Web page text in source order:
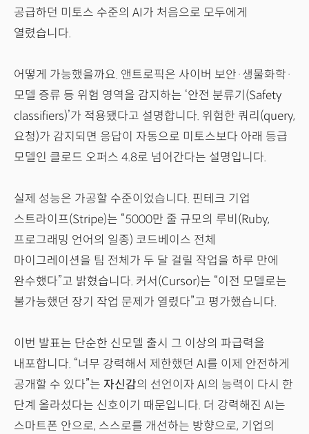
공급하던 미토스 수준의 AI가 처음으로 모두에게
열렸습니다.
어떻게 가능했을까요. 앤트로픽은 사이버 보안·생물화학·
모델 증류 등 위험 영역을 감지하는 ‘안전 분류기(Safety
classifiers)’가 적용됐다고 설명합니다. 위험한 쿼리(query,
요청)가 감지되면 응답이 자동으로 미토스보다 아래 등급
모델인 클로드 오퍼스 4.8로 넘어간다는 설명입니다.
실제 성능은 가공할 수준이었습니다. 핀테크 기업
스트라이프(Stripe)는 “5000만 줄 규모의 루비(Ruby,
프로그래밍 언어의 일종) 코드베이스 전체
마이그레이션을 팀 전체가 두 달 걸릴 작업을 하루 만에
완수했다”고 밝혔습니다. 커서(Cursor)는 “이전 모델로는
불가능했던 장기 작업 문제가 열렸다”고 평가했습니다.
이번 발표는 단순한 신모델 출시 그 이상의 파급력을
내포합니다. “너무 강력해서 제한했던 AI를 이제 안전하게
공개할 수 있다”는 자신감의 선언이자 AI의 능력이 다시 한
단계 올라섰다는 신호이기 때문입니다. 더 강력해진 AI는
스마트폰 안으로, 스스로를 개선하는 방향으로, 기업의